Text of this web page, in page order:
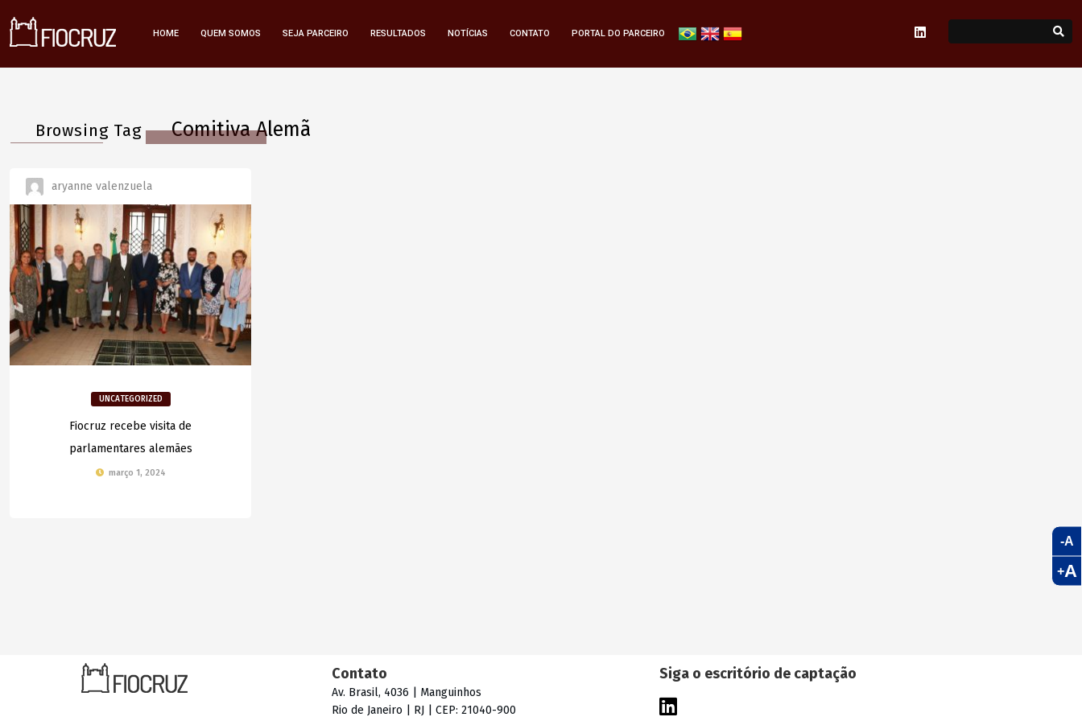
HOME QUEM SOMOS SEJA PARCEIRO RESULTADOS NOTÍCIAS CONTATO PORTAL DO PARCEIRO
Browsing Tag Comitiva Alemã
aryanne valenzuela
UNCATEGORIZED
Fiocruz recebe visita de
parlamentares alemães
março 1, 2024
Contato
Av. Brasil, 4036 | Manguinhos
Rio de Janeiro | RJ | CEP: 21040-900
Siga o escritório de captação
-A
+A